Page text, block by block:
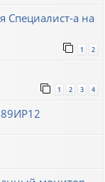
Специалист-а на
1 2
1 2 3 4